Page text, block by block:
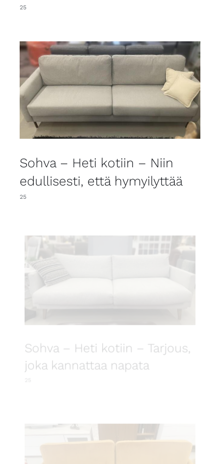
25
Sohva – Heti kotiin – Niin
edullisesti, että hymyilyttää
25
Sohva – Heti kotiin – Tarjous,
joka kannattaa napata
25